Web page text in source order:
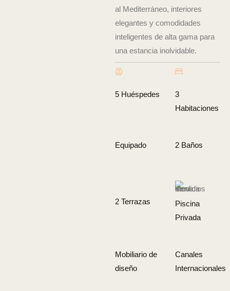
al Mediterráneo, interiores
elegantes y comodidades
inteligentes de alta gama para
una estancia inolvidable.
5 Huéspedes
3
Habitaciones
Equipado 2 Baños
2 Terrazas
Piscina
Privada
Mobiliario de
diseño
Canales
Internacionales